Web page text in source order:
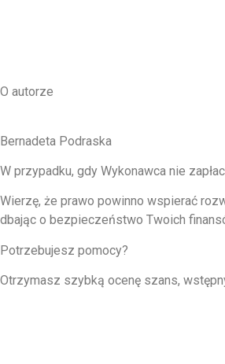
O autorze
Bernadeta Podraska
W przypadku, gdy Wykonawca nie
Wierzę, że prawo powinno wspierać
dbając o bezpieczeństwo Twoich
Potrzebujesz pomocy?
Otrzymasz szybką ocenę szans,